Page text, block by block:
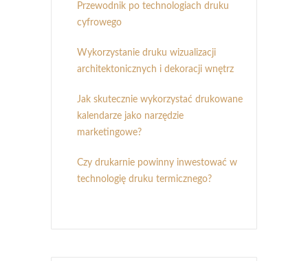
Przewodnik po technologiach druku
cyfrowego
Wykorzystanie druku wizualizacji
architektonicznych i dekoracji wnętrz
Jak skutecznie wykorzystać drukowane
kalendarze jako narzędzie
marketingowe?
Czy drukarnie powinny inwestować w
technologię druku termicznego?